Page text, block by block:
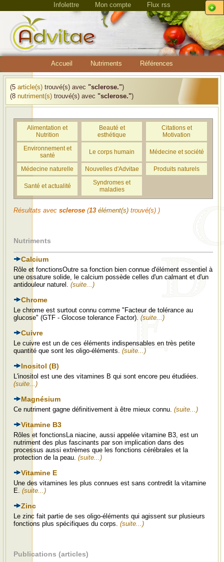
Infolettre Mon compte Flux rss
Accueil Nutriments Références
(5 article(s) trouvé(s) avec "sclerose.")
(8 nutriment(s) trouvé(s) avec "sclerose.")
Alimentation et
Nutrition
Beauté et
esthétique
Citations et
Motivation
Environnement et
santé
Le corps humain Médecine et société
Médecine naturelle Nouvelles d'Advitae Produits naturels
Santé et actualité
Syndromes et
maladies
Résultats avec sclerose (13 élément(s) trouvé(s) )
Nutriments
Calcium
Rôle et fonctionsOutre sa fonction bien connue d'élément essentiel à
une ossature solide, le calcium possède celles d'un calmant et d'un
antidouleur naturel. (suite...)
Chrome
Le chrome est surtout connu comme "Facteur de tolérance au
glucose" (GTF - Glocose tolerance Factor). (suite...)
Cuivre
Le cuivre est un de ces éléments indispensables en très petite
quantité que sont les oligo-éléments. (suite...)
Inositol (B)
L'inositol est une des vitamines B qui sont encore peu étudiées.
(suite...)
Magnésium
Ce nutriment gagne définitivement à être mieux connu. (suite...)
Vitamine B3
Rôles et fonctionsLa niacine, aussi appelée vitamine B3, est un
nutriment des plus fascinants par son implication dans des
processus aussi extrèmes que les fonctions cérébrales et la
protection de la peau. (suite...)
Vitamine E
Une des vitamines les plus connues est sans contredit la vitamine
E. (suite...)
Zinc
Le zinc fait partie de ses oligo-éléments qui agissent sur plusieurs
fonctions plus spécifiques du corps. (suite...)
Publications (articles)